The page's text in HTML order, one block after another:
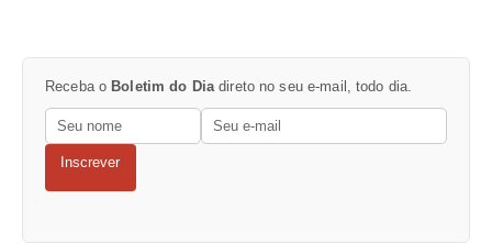
Receba o Boletim do Diadireto no seu e-mail, todo dia.
Inscrever